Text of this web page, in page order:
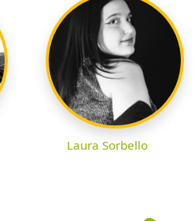
Laura Sorbello